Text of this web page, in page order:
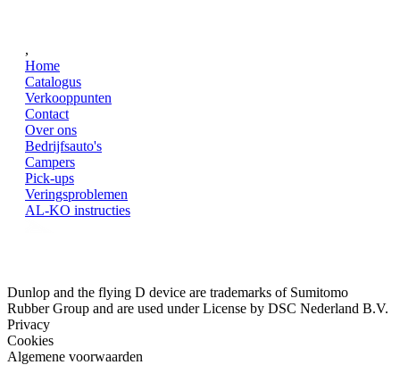
,
Home
Catalogus
Verkooppunten
Contact
Over ons
Bedrijfsauto's
Campers
Pick-ups
Veringsproblemen
AL-KO instructies
Dunlop and the flying D device are trademarks of Sumitomo
Rubber Group and are used under License by DSC Nederland B.V.
Privacy
Cookies
Algemene voorwaarden